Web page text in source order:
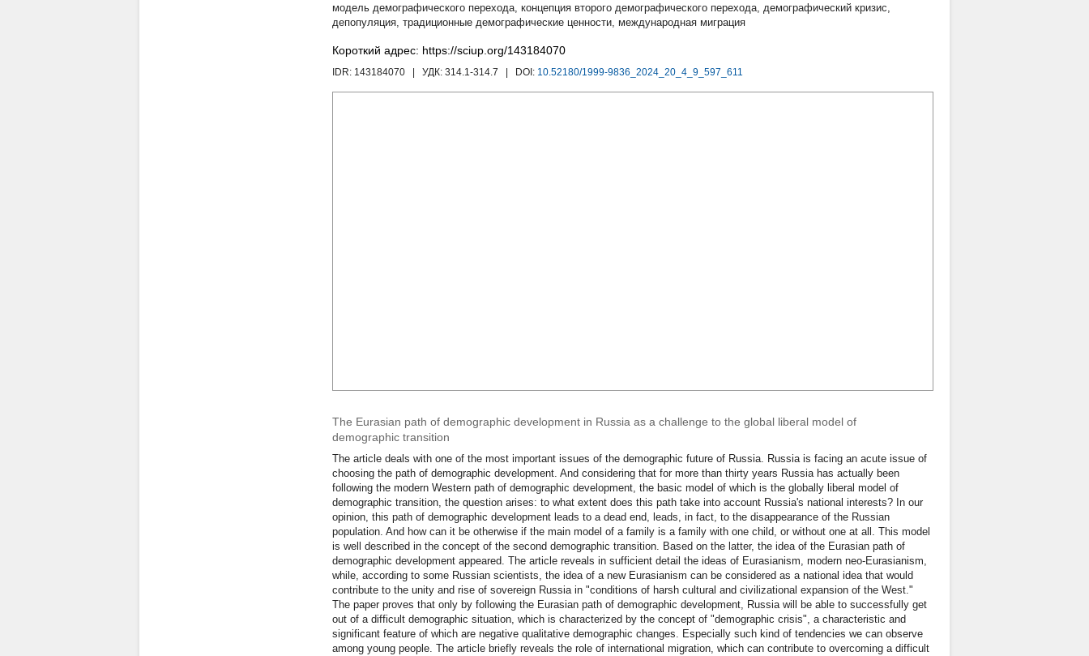
модель демографического перехода, концепция второго демографического перехода, демографический кризис,
депопуляция, традиционные демографические ценности, международная миграция
Короткий адрес: https://sciup.org/143184070
IDR: 143184070 | УДК: 314.1-314.7 | DOI: 10.52180/1999-9836_2024_20_4_9_597_611
The Eurasian path of demographic development in Russia as a challenge to the global liberal model of
demographic transition
The article deals with one of the most important issues of the demographic future of Russia. Russia is facing an acute issue of
choosing the path of demographic development. And considering that for more than thirty years Russia has actually been
following the modern Western path of demographic development, the basic model of which is the globally liberal model of
demographic transition, the question arises: to what extent does this path take into account Russia's national interests? In our
opinion, this path of demographic development leads to a dead end, leads, in fact, to the disappearance of the Russian
population. And how can it be otherwise if the main model of a family is a family with one child, or without one at all. This model
is well described in the concept of the second demographic transition. Based on the latter, the idea of the Eurasian path of
demographic development appeared. The article reveals in sufficient detail the ideas of Eurasianism, modern neo-Eurasianism,
while, according to some Russian scientists, the idea of a new Eurasianism can be considered as a national idea that would
contribute to the unity and rise of sovereign Russia in "conditions of harsh cultural and civilizational expansion of the West."
The paper proves that only by following the Eurasian path of demographic development, Russia will be able to successfully get
out of a difficult demographic situation, which is characterized by the concept of "demographic crisis", a characteristic and
significant feature of which are negative qualitative demographic changes. Especially such kind of tendencies we can observe
among young people. The article briefly reveals the role of international migration, which can contribute to overcoming a difficult